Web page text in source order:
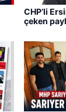
CHP’li
çeken